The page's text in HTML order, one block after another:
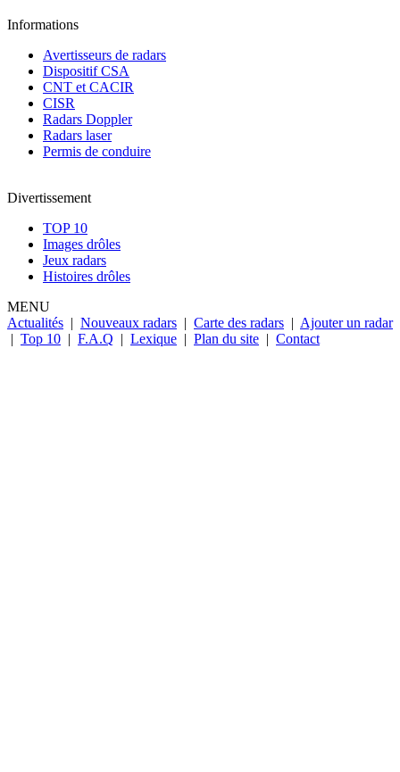
Informations
Avertisseurs de radars
Dispositif CSA
CNT et CACIR
CISR
Radars Doppler
Radars laser
Permis de conduire
Divertissement
TOP 10
Images drôles
Jeux radars
Histoires drôles
MENU
Actualités | Nouveaux radars | Carte des radars | Ajouter un radar
| Top 10 | F.A.Q | Lexique | Plan du site | Contact